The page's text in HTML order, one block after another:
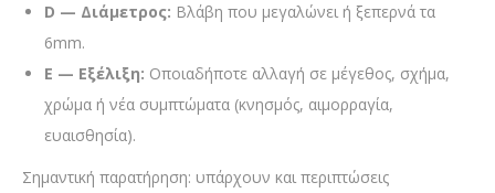
D — Διάμετρος: Βλάβη που μεγαλώνει ή ξεπερνά τα
6mm.
Ε — Εξέλιξη: Οποιαδήποτε αλλαγή σε μέγεθος, σχήμα,
χρώμα ή νέα συμπτώματα (κνησμός, αιμορραγία,
ευαισθησία).
Σημαντική παρατήρηση: υπάρχουν και περιπτώσεις